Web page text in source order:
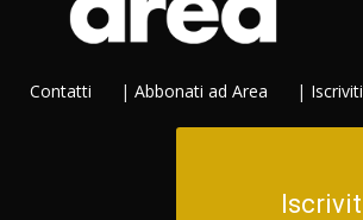
Contatti | Abbonati ad Area |